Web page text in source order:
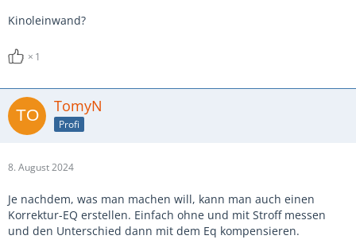
Kinoleinwand?
1
TomyN
Profi
8. August 2024
Je nachdem, was man machen will, kann man auch einen
Korrektur-EQ erstellen. Einfach ohne und mit Stroff messen
und den Unterschied dann mit dem Eq kompensieren.